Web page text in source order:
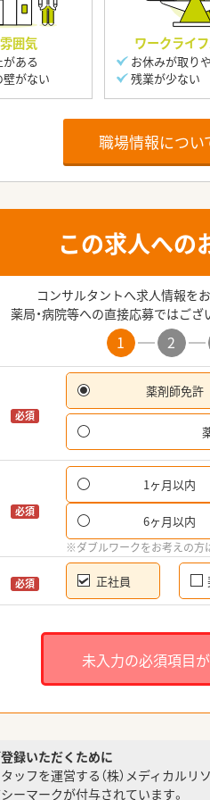
囲気
ある
がない
ワークライ
お休みが取り
残業が少ない
職場情報につい
この求人への
コンサルタントへ求人情報を
薬局・病院等への直接応募ではござ
1 2
必須
薬剤師免許
必須
1ヶ月以内
6ヶ月以内
※ダブルワークをお考えの方
必須 正社員
未入力の必須項目が
録いただくために
ッフを運営する（株）メディカル
ーマークが付与されています。